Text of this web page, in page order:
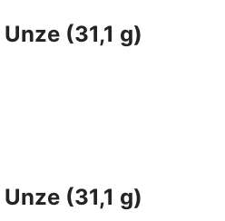
(31,1 g)
(31,1 g)